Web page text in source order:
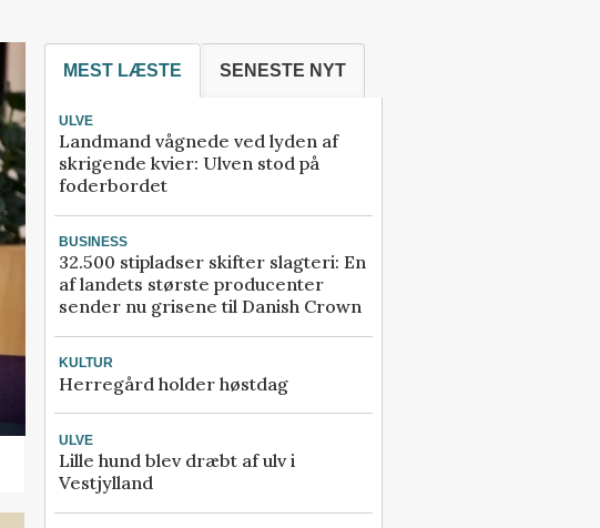
MEST LÆSTE SENESTE NYT
ULVE
Landmand vågnede ved lyden af
skrigende kvier: Ulven stod på
foderbordet
BUSINESS
32.500 stipladser skifter slagteri: En
af landets største producenter
sender nu grisene til Danish Crown
KULTUR
Herregård holder høstdag
ULVE
Lille hund blev dræbt af ulv i
Vestjylland